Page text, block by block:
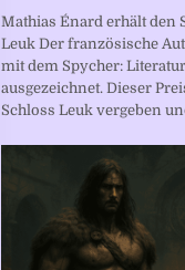
Mathias Énard erhält den
Leuk Der französische
mit dem Spycher:
ausgezeichnet. Dieser
Schloss Leuk vergeben